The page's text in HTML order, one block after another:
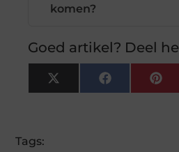
komen?
Goed artikel? Deel
X
(Twitter)
Facebook
Tags: